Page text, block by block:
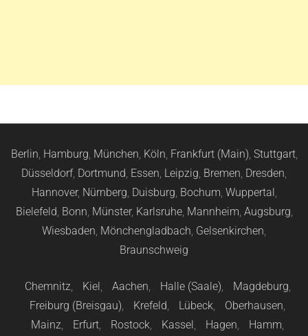
Berlin, Hamburg, München, Köln, Frankfurt (Main), Stuttgart,
Düsseldorf, Dortmund, Essen, Leipzig, Bremen, Dresden,
Hannover, Nürnberg, Duisburg, Bochum, Wuppertal,
Bielefeld, Bonn, Münster, Karlsruhe, Mannheim, Augsburg,
Wiesbaden, Mönchengladbach, Gelsenkirchen,
Braunschweig
Chemnitz, Kiel, Aachen, Halle (Saale), Magdeburg,
Freiburg (Breisgau), Krefeld, Lübeck, Oberhausen,
Mainz, Erfurt, Rostock, Kassel, Hagen, Hamm,